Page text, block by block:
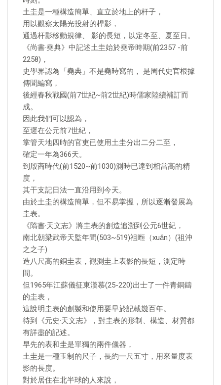
土圭是一種構造簡單、直立於地上的杆子，
用以觀察太陽光投射的桿影，
通過杆影移動規律、 影的長短，以定冬至、夏至日。
《尚書·堯典》中記述土圭始於堯帝時期(前2357 -前
2258)，
史學界認為「堯典」不是堯時寫的， 是周代史官根據
傳聞編寫，
後經春秋戰國(前7世紀~前2世紀)時儒家陸續補訂而
成。
因此我們可以認為，
至遲在公元前7世紀，
掌管天地四時的官吏已使用土圭分出二分二至，
確定一年為366天。
到殷商時代(前1520~前1030)測時已達到相當高的精
度，
其干支記日法一直沿用到今天。
由於土圭的構造簡單，但不易掌握，所以逐漸發展為
圭表。
《隋書·天文志》將圭表的創造追溯到公元6世紀，
南北朝梁武帝天監年間(503~519)祖暅（xuǎn）(祖沖
之之子)
造八尺高的銅圭表，觀測圭上表影的長短，測定時
間。
但1965年江蘇儀征東漢慕(25-220)出士了一件青銅鑄
的圭表，
這說明圭表的創製和使用要早於記載幾百年。
待到《元史·天文志》，對圭表的形制、構造、材質都
有詳盡的記述。
早先的表和圭是單獨的兩件儀器，
土圭是一種玉制的尺子，長約一尺五寸，用來量度表
影的長度。
對於居住在北半球的人來說，